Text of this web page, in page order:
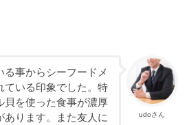
udoさん
事からシーフードメ
ている印象でした。特
貝を使った食事が濃厚
あります。また友人に